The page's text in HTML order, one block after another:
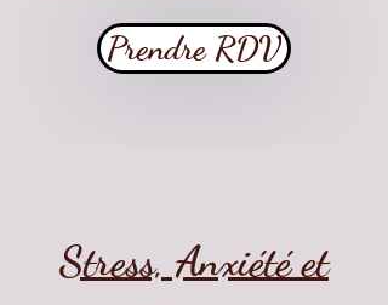
Prendre RDV
Stress, Anxiété​ et